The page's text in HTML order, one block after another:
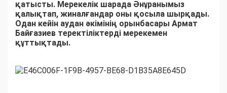
қатысты. Мерекелік шарада Әнұранымыз
қалықтап, жиналғандар оны қосыла шырқады.
Одан кейін аудан әкімінің орынбасары Армат
Байғазиев теректіліктерді мерекемен
құттықтады.